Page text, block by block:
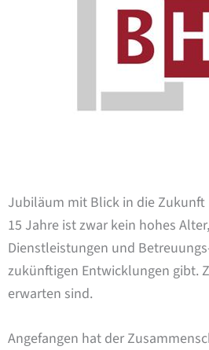
Jubiläum mit Blick in die Zukunft
15 Jahre ist zwar kein hohes
Dienstleistungen und
zukünftigen Entwicklungen gibt.
erwarten sind.
Angefangen hat der